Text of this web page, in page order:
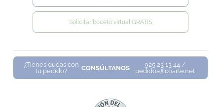
Solicitar boceto virtual GRATIS
¿Tienes dudas con
tu pedido?
CONSÚLTANOS
925 23 13 44 /
pedidos@coarte.net